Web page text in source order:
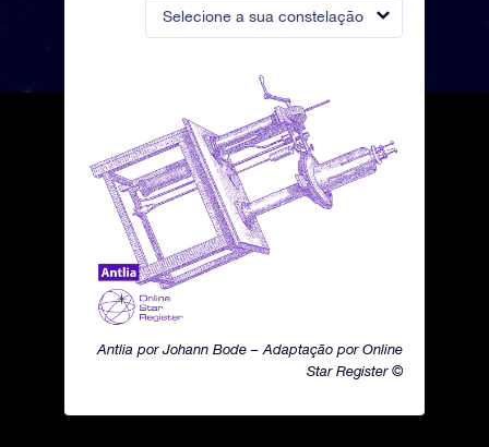
Selecione a sua constelação
Antlia por Johann Bode – Adaptação por Online
Star Register ©